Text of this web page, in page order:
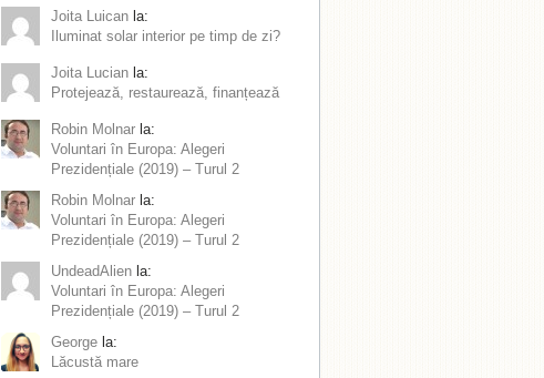
Joita Luican la:
Iluminat solar interior pe timp de zi?
Joita Lucian la:
Protejează, restaurează, finanțează
Robin Molnar la:
Voluntari în Europa: Alegeri
Prezidențiale (2019) – Turul 2
Robin Molnar la:
Voluntari în Europa: Alegeri
Prezidențiale (2019) – Turul 2
UndeadAlien la:
Voluntari în Europa: Alegeri
Prezidențiale (2019) – Turul 2
George la:
Lăcustă mare